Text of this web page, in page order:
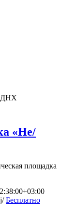
«Не/
площадка
Бесплатно